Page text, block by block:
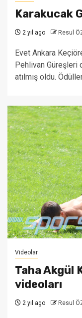
Karakucak
2 yıl ago Resul
Evet Ankara
Pehlivan Güreşleri
atılmış oldu.
Videolar
Taha Akgül
videoları
2 yıl ago Resul